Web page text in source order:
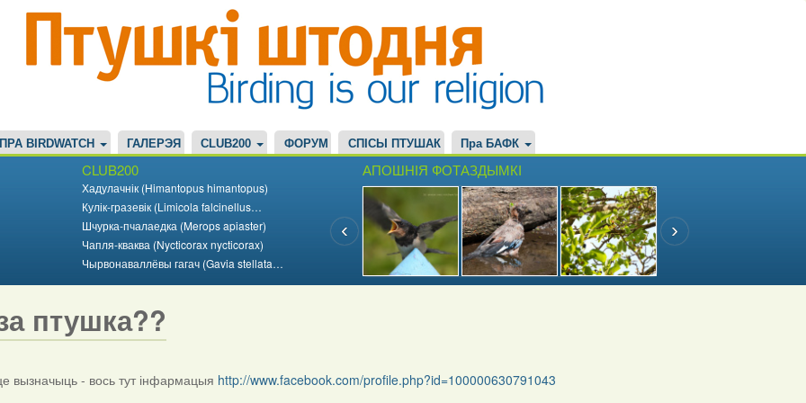
ПРА BIRDWATCH ГАЛЕРЭЯ CLUB200 ФОРУМ СПІСЫ ПТУШАК Пра БАФК
CLUB200
Хадулачнік (Himantopus himantopus)
Кулік-гразевік (Limicola falcinellus…
Шчурка-пчалаедка (Merops apiaster)
Чапля-кваква (Nycticorax nycticorax)
Чырвонаваллёвы гагач (Gavia stellata…
АПОШНІЯ ФОТАЗДЫМКІ
птушка??
вызначыць - вось тут інфармацыя http://www.facebook.com/profile.php?id=100000630791043